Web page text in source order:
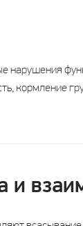
кормление
и